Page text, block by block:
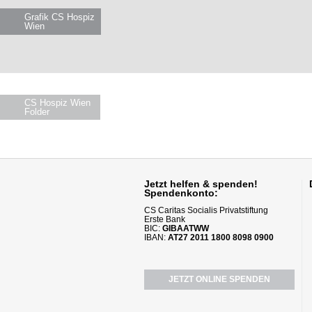
Grafik CS Hospiz
Wien
CS Hospiz Wien
Folder
Jetzt helfen & spenden!
Spendenkonto:
CS Caritas Socialis Privatstiftung
Erste Bank
BIC: GIBAATWW
IBAN: AT27 2011 1800 8098 0900
JETZT ONLINE SPENDEN